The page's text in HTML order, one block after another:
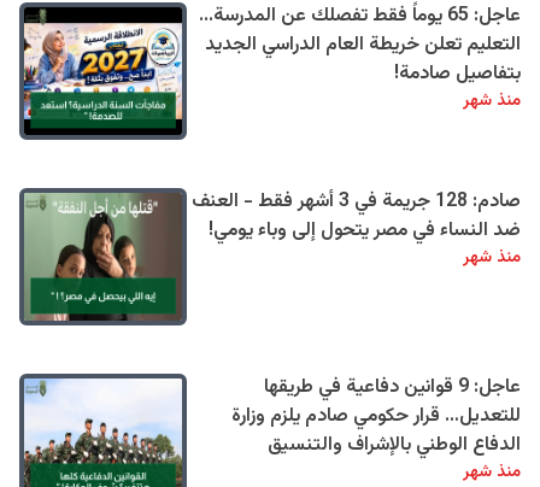
عاجل: 65 يوماً فقط تفصلك عن المدرسة...
التعليم تعلن خريطة العام الدراسي الجديد
بتفاصيل صادمة!
منذ شهر
صادم: 128 جريمة في 3 أشهر فقط - العنف
ضد النساء في مصر يتحول إلى وباء يومي!
منذ شهر
عاجل: 9 قوانين دفاعية في طريقها
للتعديل… قرار حكومي صادم يلزم وزارة
الدفاع الوطني بالإشراف والتنسيق
منذ شهر